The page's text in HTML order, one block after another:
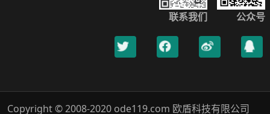
联系我们 公众号
Copyright © 2008-2020 ode119.com 欧盾科技有限公司